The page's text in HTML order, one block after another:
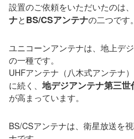
設置のご依頼をいただいたのは、
ナとBS/CSアンテナの二つです。
ユニコーンアンテナは、地上デ
の一種です。
UHFアンテナ（八木式アンテナ
に続く、地デジアンテナ第三世
が高まっています。
BS/CSアンテナは、衛星放送を